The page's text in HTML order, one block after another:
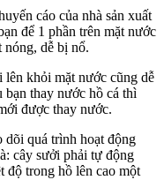
cáo của nhà sản xuất
để 1 phần trên mặt nước
nóng, dễ bị nổ.
khỏi mặt nước cũng dễ
bạn thay nước hồ cá thì
được thay nước.
dõi quá trình hoạt động
cây sưởi phải tự động
độ trong hồ lên cao một